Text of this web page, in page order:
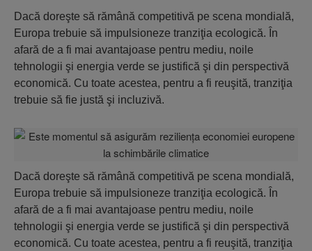
Dacă doreşte să rămână competitivă pe scena mondială,
Europa trebuie să impulsioneze tranziţia ecologică. În
afară de a fi mai avantajoase pentru mediu, noile
tehnologii şi energia verde se justifică şi din perspectivă
economică. Cu toate acestea, pentru a fi reuşită, tranziţia
trebuie să fie justă şi incluzivă.
Dacă doreşte să rămână competitivă pe scena mondială,
Europa trebuie să impulsioneze tranziţia ecologică. În
afară de a fi mai avantajoase pentru mediu, noile
tehnologii şi energia verde se justifică şi din perspectivă
economică. Cu toate acestea, pentru a fi reuşită, tranziţia